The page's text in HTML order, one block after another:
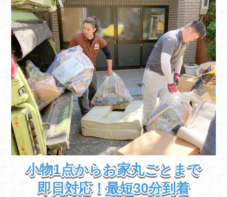
小物1点からお家丸ごとまで
即日対応！最短30分到着